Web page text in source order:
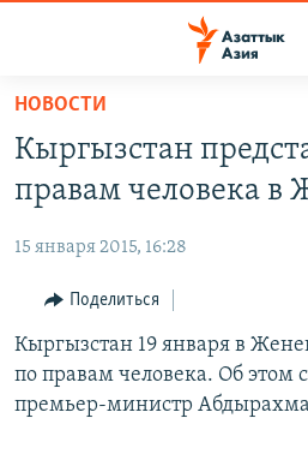
Вернуться
основному
содержанию
Вернутся
навигации
Вернутся
поиску
КАЗАХСТАН
УЗБЕКИСТАН
ТАДЖИКИСТАН
НОВОСТИ
ВОЙНА В УКРАИНЕ
НА ДРУГИХ ЯЗЫКАХ
ҚАЗАҚША
КЫРГЫЗЧА
ЎЗБЕКЧА
НОВОСТИ
Кыргызстан
правам человека в
15 января 2015, 16:28
Поделиться
Кыргызстан 19 января в
по правам человека. Об этом
премьер-министр